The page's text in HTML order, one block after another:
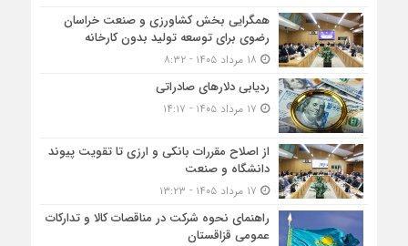
همگرایی بخش کشاورزی و صنعت خراسان
رضوی برای توسعه تولید بدون کارخانه
ردیابی دلارهای صادراتی
از اصلاح مقررات بانکی و ارزی تا تقویت پیوند
دانشگاه و صنعت
راهنمای نحوه شرکت در مناقصات کالا و تدارکات
عمومی قزاقستان